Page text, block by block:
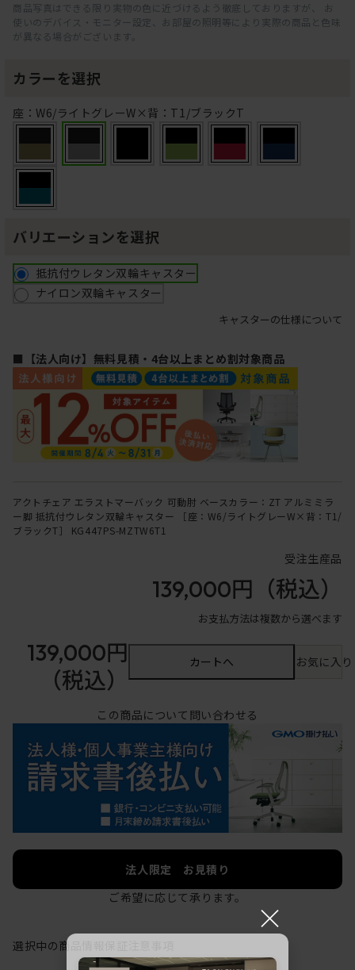
商品写真はできる限り実物の色に近づけるよう徹底しておりますが、 お
使いのデバイス・モニター設定、お部屋の照明等により実際の商品と色味
が異なる場合がございます。
カラーを選択
座：W6/ライトグレーW×背：T1/ブラックT
バリエーションを選択
抵抗付ウレタン双輪キャスター
ナイロン双輪キャスター
キャスターの仕様について
■【法人向け】無料見積・4台以上まとめ割対象商品
アクトチェア エラストマーバック 可動肘 ベースカラー：ZT アルミミラ
ー脚 抵抗付ウレタン双輪キャスター ［座：W6/ライトグレーW×背：T1/
ブラックT］ KG447PS-MZTW6T1
受注生産品
139,000円 （税込）
お支払方法は複数から選べます
139,000円
（税込）
カートへ お気に入
この商品について問い合わせる
法人限定 お見積り
ご希望に応じて承ります。
選択中の商品情報
×